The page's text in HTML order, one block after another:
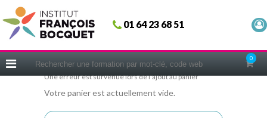
01 64 23 68 51
0
Fermer
ACCUEIL
CERIFICATIONS
INTRAS | SUR-MESURE
Une erreur est survenue lors de l'ajout au panier
Votre panier est actuellement vide.